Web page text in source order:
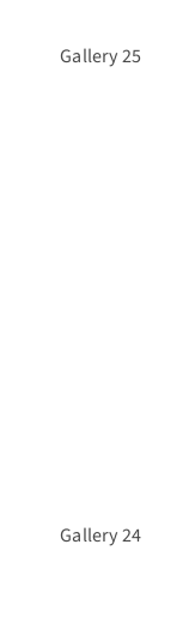
Gallery 25
Gallery 24